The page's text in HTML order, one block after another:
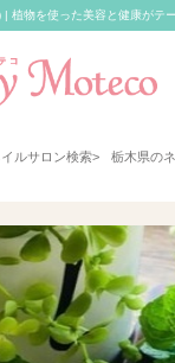
植物を使った美容と健康がテ
イルサロン検索> 栃木県の